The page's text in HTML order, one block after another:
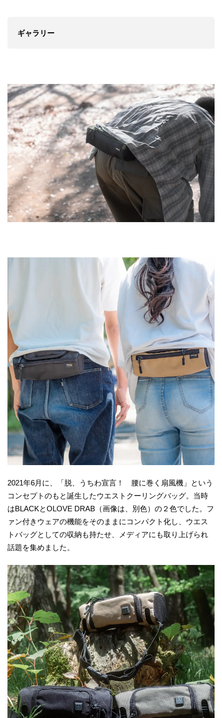
ギャラリー
2021年6月に、「脱、うちわ宣言！ 腰に巻く扇風機」という
コンセプトのもと誕生したウエストクーリングバッグ。当時
はBLACKとOLOVE DRAB（画像は、別色）の２色でした。フ
ァン付きウェアの機能をそのままにコンパクト化し、ウエス
トバッグとしての収納も持たせ、メディアにも取り上げられ
話題を集めました。